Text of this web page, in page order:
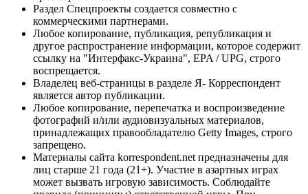
Раздел Спецпроекты создается совместно с
коммерческими партнерами.
Любое копирование, публикация, републикация и
другое распространение информации, которое содержит
ссылку на "Интерфакс-Украина", EPA / UPG, строго
воспрещается.
Владелец веб-страницы в разделе Я- Корреспондент
является автор публикации.
Любое копирование, перепечатка и воспроизведение
фотографий и/или аудиовизуальных материалов,
принадлежащих правообладателю Getty Images, строго
запрещено.
Материалы сайта korrespondent.net предназначены для
лиц старше 21 года (21+). Участие в азартных играх
может вызвать игровую зависимость. Соблюдайте